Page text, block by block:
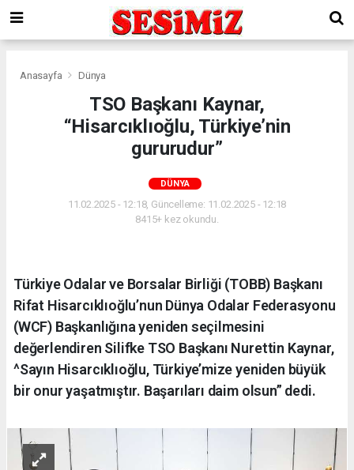
Anasayfa Dünya
TSO Başkanı Kaynar,
“Hisarcıklıoğlu, Türkiye’nin
gururudur”
DÜNYA
11.02.2025 - 12:18, Güncelleme: 11.02.2025 - 12:18
8415+ kez okundu.
Türkiye Odalar ve Borsalar Birliği (TOBB) Başkanı
Rifat Hisarcıklıoğlu’nun Dünya Odalar Federasyonu
(WCF) Başkanlığına yeniden seçilmesini
değerlendiren Silifke TSO Başkanı Nurettin Kaynar,
^Sayın Hisarcıklıoğlu, Türkiye’mize yeniden büyük
bir onur yaşatmıştır. Başarıları daim olsun” dedi.